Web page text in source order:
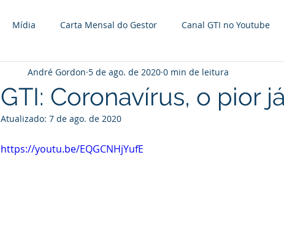
Mídia Carta Mensal do Gestor Canal GTI no Youtube
GTI: Coronavírus, o pior
André Gordon 5 de ago. de 2020 0 min de leitura
Atualizado: 7 de ago. de 2020
https://youtu.be/EQGCNHjYufE